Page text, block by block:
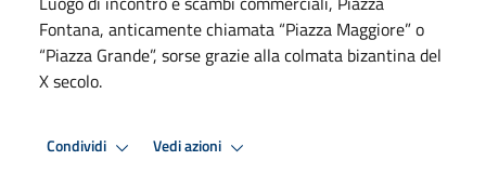
Fontana, anticamente chiamata “Piazza Maggiore” o
“Piazza Grande”, sorse grazie alla colmata bizantina del
X secolo.
Condividi Vedi azioni